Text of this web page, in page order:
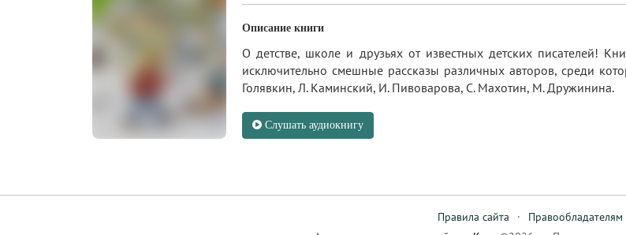
Описание книги
О детстве, школе и друзьях от известных детских писателей!
исключительно смешные рассказы различных авторов, среди
Голявкин, Л. Каминский, И. Пивоварова, С. Махотин, М. Дружинина.
Слушать аудиокнигу
Правила сайта ·
Правообладателям